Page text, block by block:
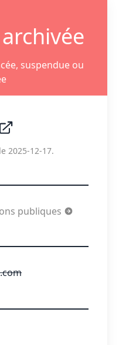
suspendue ou
2025-12-17.
publiques